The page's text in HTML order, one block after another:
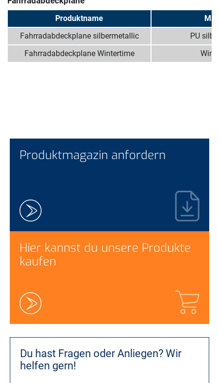
Produktname
Fahrradabdeckplane silbermetallic
PU
Fahrradabdeckplane Wintertime
Produktmagazin anfordern
Hier kannst du unsere Produkte
kaufen
Du hast Fragen oder Anliegen? Wir
helfen gern!